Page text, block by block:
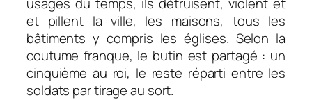
et pillent la ville, les maisons, tous les
bâtiments y compris les églises. Selon la
coutume franque, le butin est partagé : un
cinquième au roi, le reste réparti entre les
soldats par tirage au sort.